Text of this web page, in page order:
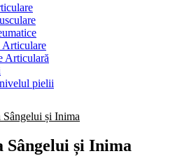
Articulară
pielii
și Inima
și Inima